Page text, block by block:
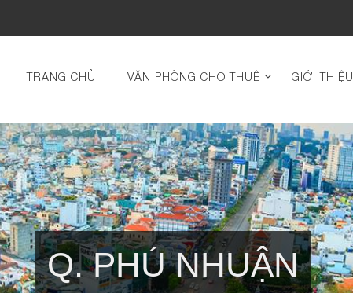
TRANG CHỦ VĂN PHÒNG CHO THUÊ GIỚI THIỆU
Q. PHÚ NHUẬN